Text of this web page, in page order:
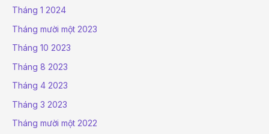
Tháng 1 2024
Tháng mười một 2023
Tháng 10 2023
Tháng 8 2023
Tháng 4 2023
Tháng 3 2023
Tháng mười một 2022